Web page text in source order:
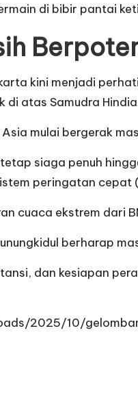
di bibir pantai
kini menjadi
atas Samudra
mulai bergerak
siaga penuh
peringatan cepat
cuaca ekstrem dari
berharap
dan kesiapan
2025/10/